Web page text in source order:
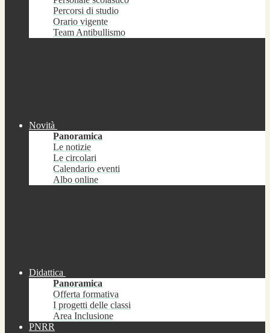
Percorsi di studio
Orario vigente
Team Antibullismo
Novità
Panoramica
Le notizie
Le circolari
Calendario eventi
Albo online
Didattica
Panoramica
Offerta formativa
I progetti delle classi
Area Inclusione
PNRR